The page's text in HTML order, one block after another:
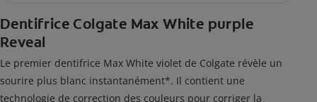
Dentifrice Colgate Max White purple
Reveal
Le premier dentifrice Max White violet de Colgate révèle un
sourire plus blanc instantanément*. Il contient une
technologie de correction des couleurs pour corriger la